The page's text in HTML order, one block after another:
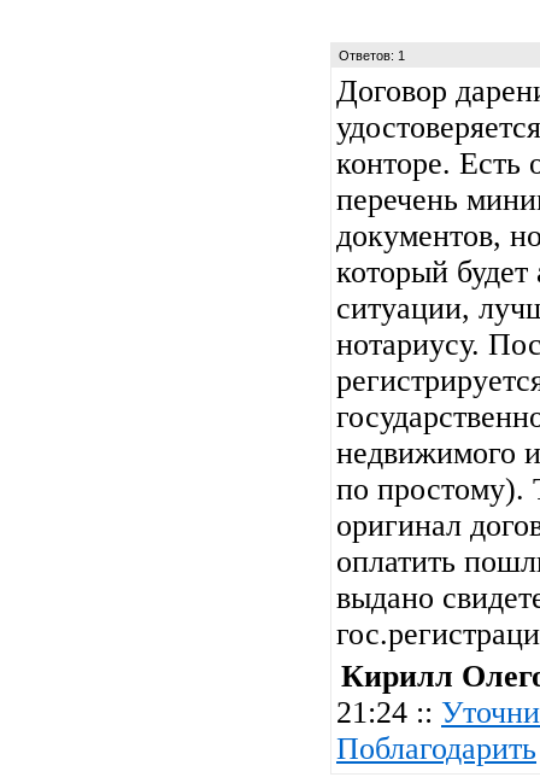
Ответов: 1
Договор
конторе. Есть
перечень
документов,
который
ситуации,
нотариусу.
недвижимого
по простому).
оригинал
оплатить
выдано
Кирилл
21:24 ::
Поблагодарить